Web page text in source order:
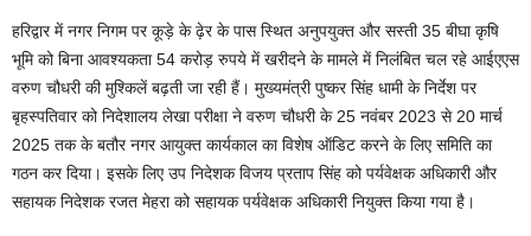
हरिद्वार में नगर निगम पर कूड़े के ढ़ेर के पास स्थित अनुपयुक्त और सस्ती 35 बीघा कृषि
भूमि को बिना आवश्यकता 54 करोड़ रुपये में खरीदने के मामले में निलंबित चल रहे आईएएस
वरुण चौधरी की मुश्किलें बढ़ती जा रही हैं। मुख्यमंत्री पुष्कर सिंह धामी के निर्देश पर
बृहस्पतिवार को निदेशालय लेखा परीक्षा ने वरुण चौधरी के 25 नवंबर 2023 से 20 मार्च
2025 तक के बतौर नगर आयुक्त कार्यकाल का विशेष ऑडिट करने के लिए समिति का
गठन कर दिया। इसके लिए उप निदेशक विजय प्रताप सिंह को पर्यवेक्षक अधिकारी और
सहायक निदेशक रजत मेहरा को सहायक पर्यवेक्षक अधिकारी नियुक्त किया गया है।